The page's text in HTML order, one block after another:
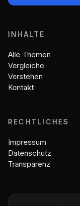
INHALTE
Alle Themen
Vergleiche
Verstehen
Kontakt
RECHTLICHES
Impressum
Datenschutz
Transparenz